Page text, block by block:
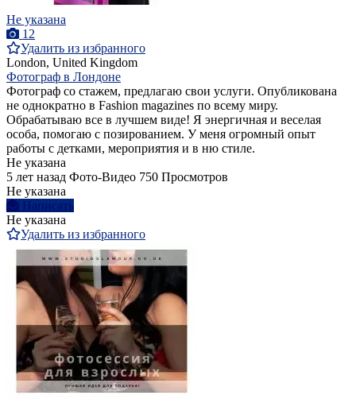
Не указана
12
Удалить из избранного
London, United Kingdom
Фотограф в Лондоне
Фотограф со стажем, предлагаю свои услуги. Опубликована
не однократно в Fashion magazines по всему миру.
Обрабатываю все в лучшем виде! Я энергичная и веселая
особа, помогаю с позированием. У меня огромный опыт
работы с детками, мероприятия и в ню стиле.
Не указана
5 лет назад Фото-Видео 750 Просмотров
Не указана
Написать
Не указана
Удалить из избранного